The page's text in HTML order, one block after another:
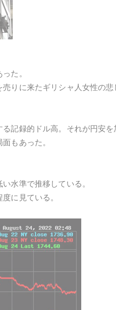
た。
りに来たギリシャ人女性の
記録的ドル高。それが円安を
もあった。
水準で推移している。
に見ている。